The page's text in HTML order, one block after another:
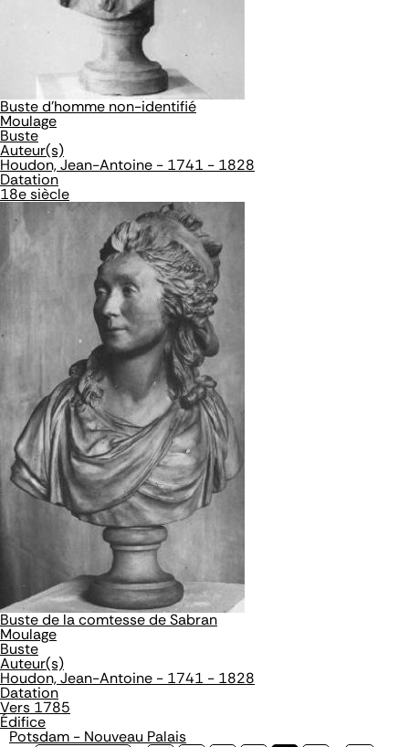
Buste d'homme non-identifié
Moulage
Buste
Auteur(s)
Houdon, Jean-Antoine - 1741 - 1828
Datation
18e siècle
Buste de la comtesse de Sabran
Moulage
Buste
Auteur(s)
Houdon, Jean-Antoine - 1741 - 1828
Datation
Vers 1785
Édifice
Potsdam - Nouveau Palais